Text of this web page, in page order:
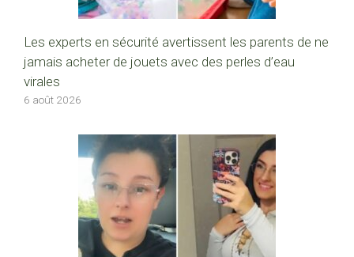
Les experts en sécurité avertissent les parents de ne
jamais acheter de jouets avec des perles d’eau
virales
6 août 2026